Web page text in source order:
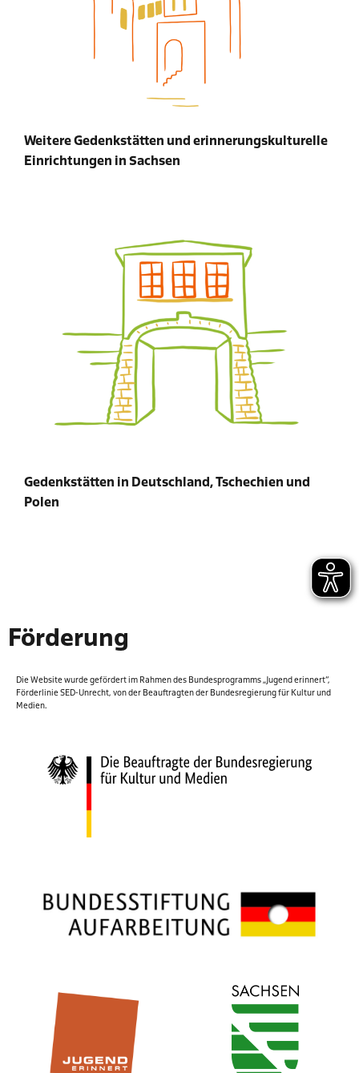
Weitere Gedenkstätten und erinnerungskulturelle
Einrichtungen in Sachsen
Gedenkstätten in Deutschland, Tschechien und
Polen
Förderung
Die Website wurde gefördert im Rahmen des Bundespro­gramms „Jugend erinnert“,
Förderlinie SED-Unrecht, von der Beauftragten der Bundesregierung für Kultur und
Medien.